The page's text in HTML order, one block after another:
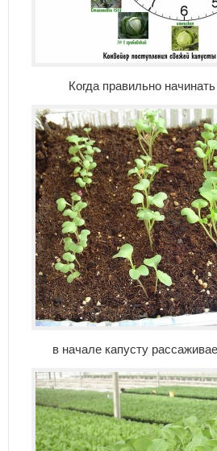
Когда правильно
в начале капусту